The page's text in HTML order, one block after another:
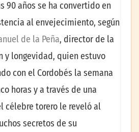
90 años se ha convertido en
al envejecimiento, según
de la Peña, director de la
y longevidad, quien estuvo
con el Cordobés la semana
horas y a través de una
célebre torero le reveló al
secretos de su